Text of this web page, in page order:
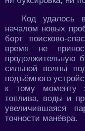
Код удалось
началом новых
борт поисково-
время не
продолжительную
сильной волны
подъёмного
к тому моменту
топлива, воды и
увеличившаяся
точности манёвра.